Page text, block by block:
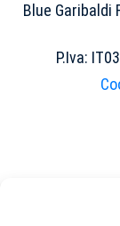
Blue Garibaldi
P.Iva: